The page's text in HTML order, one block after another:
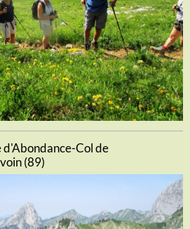
Col de
(89)